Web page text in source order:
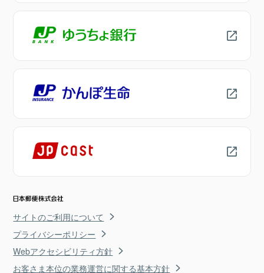
サイトのご利用について
プライバシーポリシー
Webアクセシビリティ方針
お客さま本位の業務運営に関する基本方針